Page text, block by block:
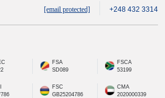
[email protected] +248 432 3314
FSA
SD089
FSCA
53199
FSC
GB25204786
CMA
2020000339